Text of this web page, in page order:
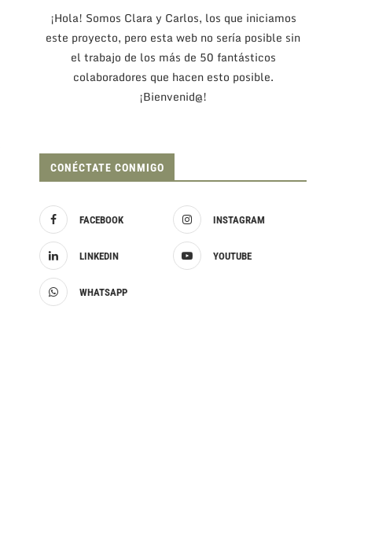
¡Hola! Somos Clara y Carlos, los que iniciamos
este proyecto, pero esta web no sería posible sin
el trabajo de los más de 50 fantásticos
colaboradores que hacen esto posible.
¡Bienvenid@!
CONÉCTATE CONMIGO
FACEBOOK INSTAGRAM
LINKEDIN YOUTUBE
WHATSAPP